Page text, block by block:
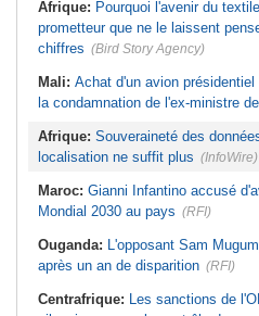
Afrique: Pourquoi l'avenir du
prometteur que ne le laissent
chiffres (Bird Story Agency)
Mali: Achat d'un avion
la condamnation de l'ex-ministre
Afrique: Souveraineté des
localisation ne suffit plus (InfoWire)
Maroc: Gianni Infantino accusé
Mondial 2030 au pays (RFI)
Ouganda: L'opposant Sam
après un an de disparition (RFI)
Centrafrique: Les sanctions de